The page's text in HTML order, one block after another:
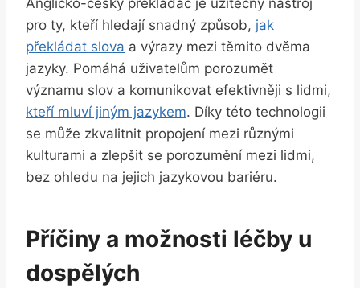
Anglicko-český překladač je užitečný nástroj
pro ty, kteří hledají snadný způsob, jak
překládat slova a výrazy mezi těmito dvěma
jazyky. Pomáhá uživatelům porozumět
významu slov a komunikovat efektivněji s lidmi,
kteří mluví jiným jazykem. Díky této technologii
se může zkvalitnit propojení mezi různými
kulturami a zlepšit se porozumění mezi lidmi,
bez ohledu na jejich jazykovou bariéru.
Příčiny a možnosti léčby u
dospělých